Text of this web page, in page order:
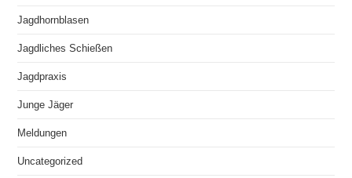
Jagdhornblasen
Jagdliches Schießen
Jagdpraxis
Junge Jäger
Meldungen
Uncategorized